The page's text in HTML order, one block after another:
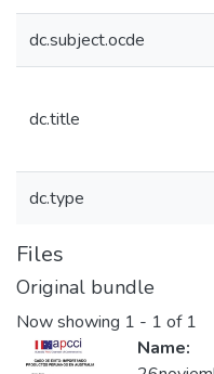
dc.subject.ocde
dc.title
dc.type
Files
Original bundle
Now showing 1 - 1 of 1
Name: